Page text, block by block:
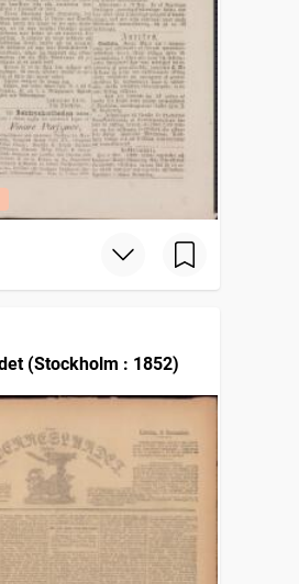
(Stockholm : 1852)